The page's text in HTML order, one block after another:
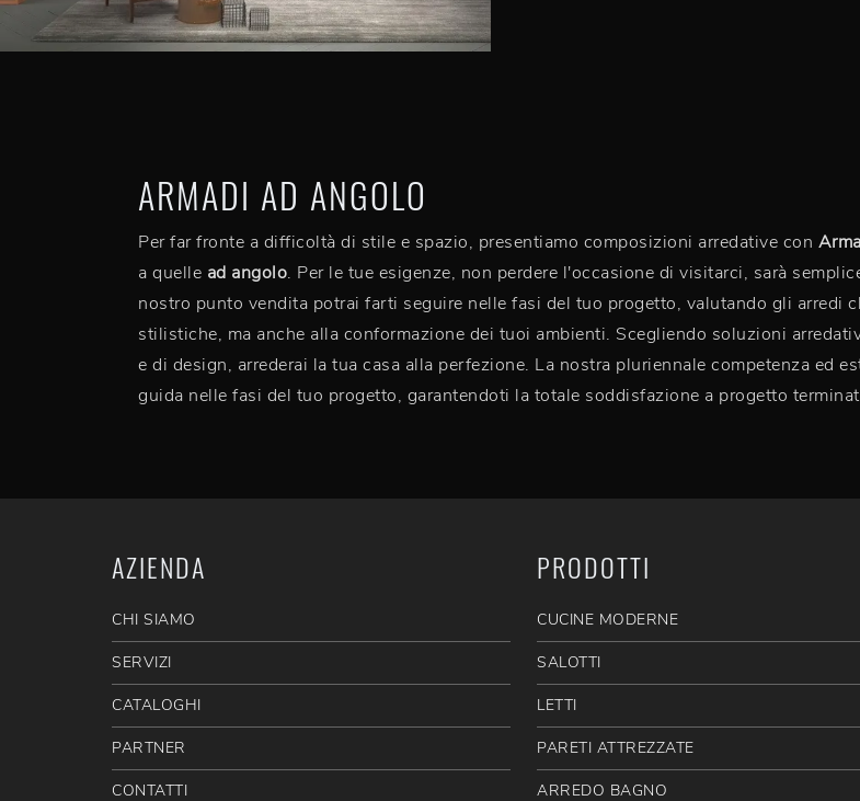
ARMADI AD ANGOLO
Per far fronte a difficoltà di stile e spazio, presentiamo composizioni arredative con
a quelle ad angolo. Per le tue esigenze, non perdere l'occasione di visitarci, sarà
nostro punto vendita potrai farti seguire nelle fasi del tuo progetto, valutando gli arredi
stilistiche, ma anche alla conformazione dei tuoi ambienti. Scegliendo soluzioni
e di design, arrederai la tua casa alla perfezione. La nostra pluriennale competenza ed
guida nelle fasi del tuo progetto, garantendoti la totale soddisfazione a progetto
AZIENDA
CHI SIAMO
SERVIZI
CATALOGHI
PARTNER
CONTATTI
PRODOTTI
CUCINE MODERNE
SALOTTI
LETTI
PARETI ATTREZZATE
ARREDO BAGNO